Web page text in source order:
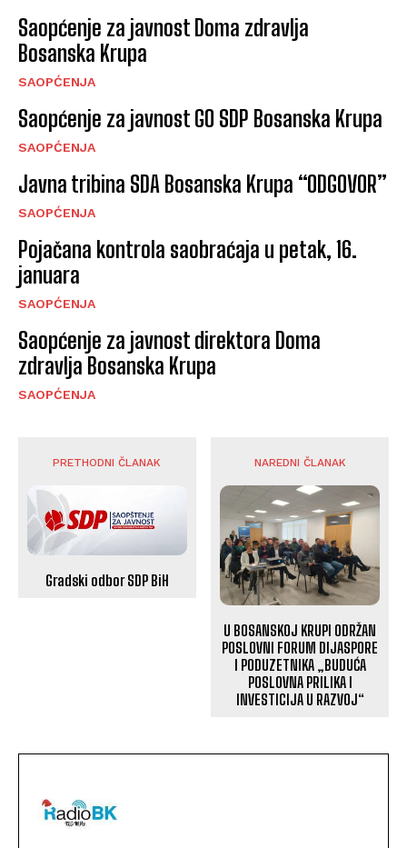
Saopćenje za javnost Doma zdravlja
Bosanska Krupa
SAOPĆENJA
Saopćenje za javnost GO SDP Bosanska Krupa
SAOPĆENJA
Javna tribina SDA Bosanska Krupa “ODGOVOR”
SAOPĆENJA
Pojačana kontrola saobraćaja u petak, 16.
januara
SAOPĆENJA
Saopćenje za javnost direktora Doma
zdravlja Bosanska Krupa
SAOPĆENJA
PRETHODNI ČLANAK
Gradski odbor SDP BiH
NAREDNI ČLANAK
U BOSANSKOJ KRUPI ODRŽAN
POSLOVNI FORUM DIJASPORE
I PODUZETNIKA „BUDUĆA
POSLOVNA PRILIKA I
INVESTICIJA U RAZVOJ“